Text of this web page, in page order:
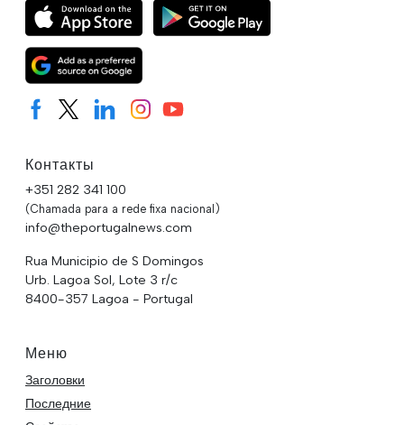
Контакты
+351 282 341 100
(Chamada para a rede fixa nacional)
info@theportugalnews.com
Rua Municipio de S Domingos
Urb. Lagoa Sol, Lote 3 r/c
8400-357 Lagoa - Portugal
Меню
Заголовки
Последние